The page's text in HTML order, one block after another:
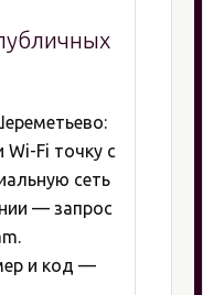
Fi точку с
сеть
— запрос
и код —